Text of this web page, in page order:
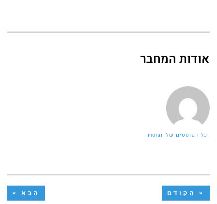
אודות המחבר
כל הפוסטים של moran
« הקודם הבא »